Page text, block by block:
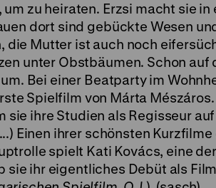
zu heiraten. Erzsi macht sie in
dort sind gebückte Wesen
Mutter ist auch noch
unter Obstbäumen. Schon auf
Bei einer Beatparty im
Spielfilm von Márta Mészáros.
ihre Studien als Regisseur auf
Einen ihrer schönsten Kurzfilme
spielt Kati Kovács, eine der
sie ihr eigentliches Debüt als